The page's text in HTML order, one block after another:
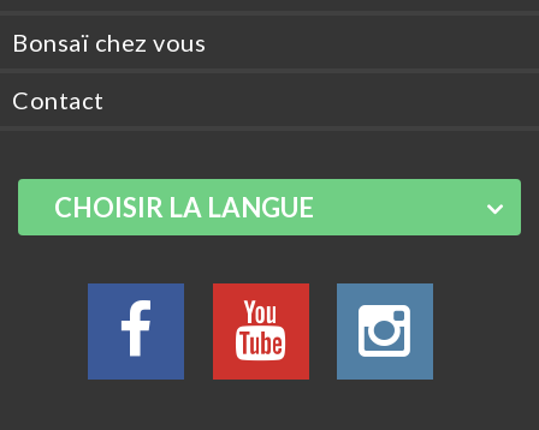
Bonsaï chez vous
Contact
CHOISIR LA LANGUE